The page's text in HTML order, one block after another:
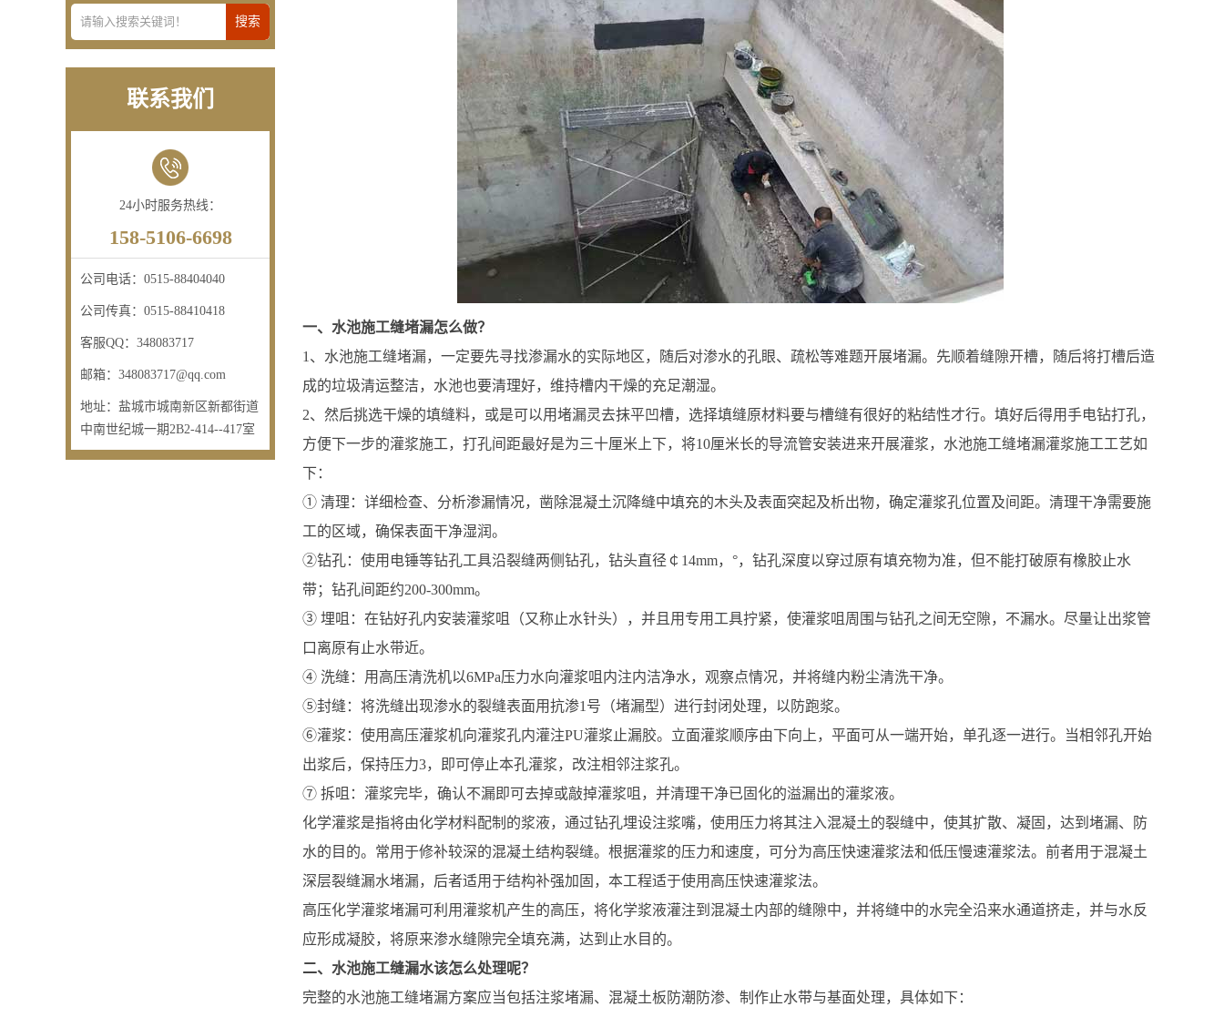
联系我们
24小时服务热线：
158-5106-6698
公司电话： 0515-88404040
公司传真： 0515-88410418
客服QQ： 348083717
邮箱： 348083717@qq.com
地址： 盐城市城南新区新都街道
中南世纪城一期2B2-414--417室
一、水池施工缝堵漏怎么做？
1、水池施工缝堵漏，一定要先寻找渗漏水的实际地区，随后对渗水的孔眼、疏松等难题开展堵漏。先顺着缝隙开槽，随后将打槽后造
成的垃圾清运整洁，水池也要清理好，维持槽内干燥的充足潮湿。
2、然后挑选干燥的填缝料，或是可以用堵漏灵去抹平凹槽，选择填缝原材料要与槽缝有很好的粘结性才行。填好后得用手电钻打孔，
方便下一步的灌浆施工，打孔间距最好是为三十厘米上下，将10厘米长的导流管安装进来开展灌浆，水池施工缝堵漏灌浆施工工艺如
下：
① 清理：详细检查、分析渗漏情况，凿除混凝土沉降缝中填充的木头及表面突起及析出物，确定灌浆孔位置及间距。清理干净需要施
工的区域，确保表面干净湿润。
②钻孔：使用电锤等钻孔工具沿裂缝两侧钻孔，钻头直径￠14mm，°，钻孔深度以穿过原有填充物为准，但不能打破原有橡胶止水
带；钻孔间距约200-300mm。
③ 埋咀：在钻好孔内安装灌浆咀（又称止水针头），并且用专用工具拧紧，使灌浆咀周围与钻孔之间无空隙，不漏水。尽量让出浆管
口离原有止水带近。
④ 洗缝：用高压清洗机以6MPa压力水向灌浆咀内注内洁净水，观察点情况，并将缝内粉尘清洗干净。
⑤封缝：将洗缝出现渗水的裂缝表面用抗渗1号（堵漏型）进行封闭处理，以防跑浆。
⑥灌浆：使用高压灌浆机向灌浆孔内灌注PU灌浆止漏胶。立面灌浆顺序由下向上，平面可从一端开始，单孔逐一进行。当相邻孔开始
出浆后，保持压力3，即可停止本孔灌浆，改注相邻注浆孔。
⑦ 拆咀：灌浆完毕，确认不漏即可去掉或敲掉灌浆咀，并清理干净已固化的溢漏出的灌浆液。
化学灌浆是指将由化学材料配制的浆液，通过钻孔埋设注浆嘴，使用压力将其注入混凝土的裂缝中，使其扩散、凝固，达到堵漏、防
水的目的。常用于修补较深的混凝土结构裂缝。根据灌浆的压力和速度，可分为高压快速灌浆法和低压慢速灌浆法。前者用于混凝土
深层裂缝漏水堵漏，后者适用于结构补强加固，本工程适于使用高压快速灌浆法。
高压化学灌浆堵漏可利用灌浆机产生的高压，将化学浆液灌注到混凝土内部的缝隙中，并将缝中的水完全沿来水通道挤走，并与水反
应形成凝胶，将原来渗水缝隙完全填充满，达到止水目的。
二、水池施工缝漏水该怎么处理呢？
完整的水池施工缝堵漏方案应当包括注浆堵漏、混凝土板防潮防渗、制作止水带与基面处理，具体如下：